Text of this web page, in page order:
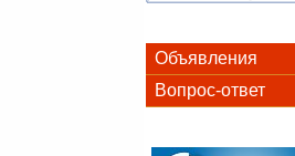
Объявления
Вопрос-ответ